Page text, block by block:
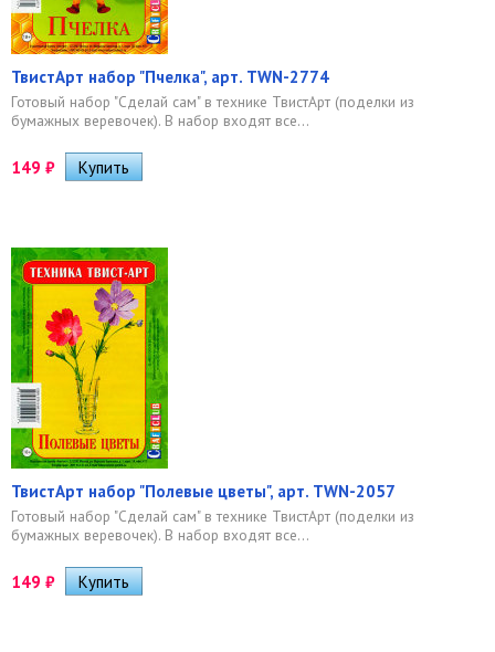
ТвистАрт набор "Пчелка", арт. TWN-2774
Готовый набор "Сделай сам" в технике ТвистАрт (поделки из
бумажных веревочек). В набор входят все...
149 ₽
ТвистАрт набор "Полевые цветы", арт. TWN-2057
Готовый набор "Сделай сам" в технике ТвистАрт (поделки из
бумажных веревочек). В набор входят все...
149 ₽